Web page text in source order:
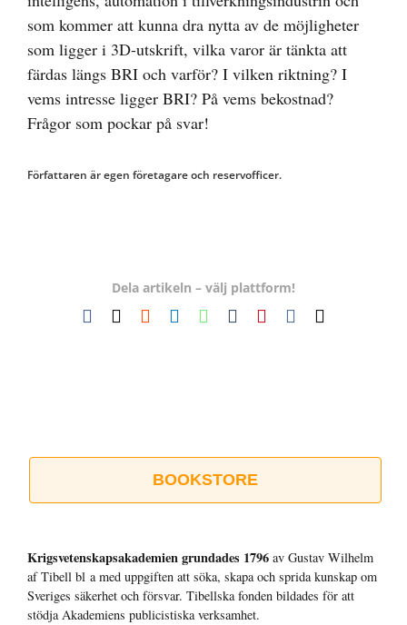
som kommer att kunna dra nytta av de möjligheter
som ligger i 3D-utskrift, vilka varor är tänkta att
färdas längs BRI och varför? I vilken riktning? I
vems intresse ligger BRI? På vems bekostnad?
Frågor som pockar på svar!
Författaren är egen företagare och reservofficer.
Dela artikeln – välj plattform!
Facebook RedditLinkedInWhatsApp
TumblrPinterest
Vk
BOOKSTORE
Krigsvetenskap­sakademien grundades 1796 av Gustav Wilhelm
af Tibell bl a med uppgiften att söka, skapa och sprida kunskap om
Sveriges säkerhet och försvar. Tibellska fonden bildades för att
stödja Akademiens publicistiska verksamhet.